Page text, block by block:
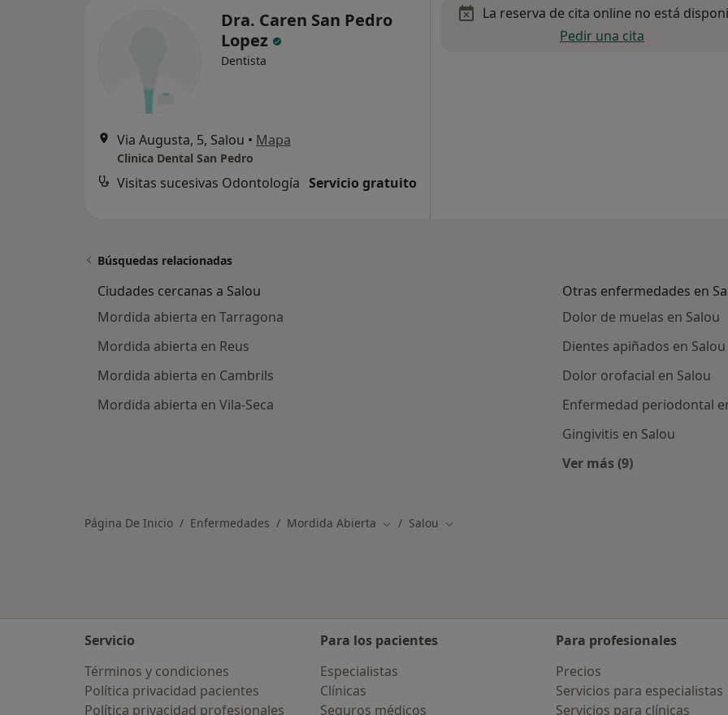
Dra. Caren San Pedro
Lopez
Dentista
Via Augusta, 5, Salou • Mapa
Clinica Dental San Pedro
Visitas sucesivas Odontología Servicio gratuito
La reserva de cita online no está
Pedir una cita
Búsquedas relacionadas
Ciudades cercanas a Salou
Mordida abierta en Tarragona
Mordida abierta en Reus
Mordida abierta en Cambrils
Mordida abierta en Vila-Seca
Otras enfermedades en
Dolor de muelas en Salou
Dientes apiñados en Salou
Dolor orofacial en Salou
Enfermedad periodontal
Gingivitis en Salou
Ver más (9)
Página De Inicio Enfermedades Mordida Abierta Cambiar de ciudad
Salou Cambiar de ciudad
Servicio
Términos y condiciones
Política privacidad pacientes
Política privacidad profesionales
Para los pacientes
Especialistas
Clínicas
Seguros médicos
Para profesionales
Precios
Servicios para especialistas
Servicios para clínicas